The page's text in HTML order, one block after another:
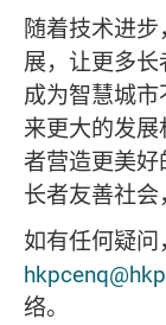
随着技术进
展，让更多
成为智慧城
来更大的发
者营造更美
长者友善社会
如有任何疑
络。